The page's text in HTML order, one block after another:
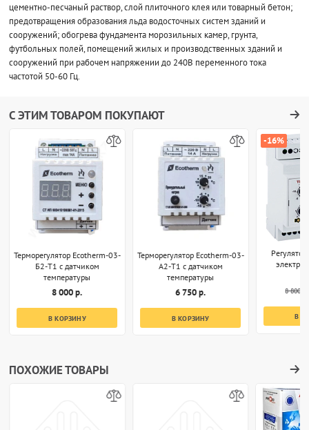
цементно-песчаный раствор, слой плиточного клея или товарный бетон;
предотвращения образования льда водосточных систем зданий и
сооружений; обогрева фундамента морозильных камер, грунта,
футбольных полей, помещений жилых и производственных зданий и
сооружений при рабочем напряжении до 240В переменного тока
частотой 50-60 Гц.
С ЭТИМ ТОВАРОМ ПОКУПАЮТ
Терморегулятор Ecotherm-03-
Б2-T1 с датчиком
температуры
8 000 р.
В КОРЗИНУ
Терморегулятор Ecotherm-03-
А2-T1 с датчиком
температуры
6 750 р.
В КОРЗИНУ
-16%
8 800 р.
В
ПОХОЖИЕ ТОВАРЫ